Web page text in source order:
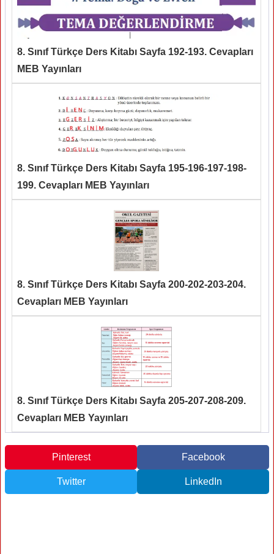
8. Sınıf Türkçe Ders Kitabı Sayfa 192-193. Cevapları
MEB Yayınları
8. Sınıf Türkçe Ders Kitabı Sayfa 195-196-197-198-
199. Cevapları MEB Yayınları
8. Sınıf Türkçe Ders Kitabı Sayfa 200-202-203-204.
Cevapları MEB Yayınları
8. Sınıf Türkçe Ders Kitabı Sayfa 205-207-208-209.
Cevapları MEB Yayınları
Pinterest Facebook
Twitter LinkedIn